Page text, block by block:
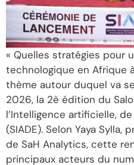
« Quelles stratégies pour
technologique en Afrique
thème autour duquel va
2026, la 2è édition du
l’Intelligence artificielle,
(SIADE). Selon Yaya
de SaH Analytics, cette
principaux acteurs du